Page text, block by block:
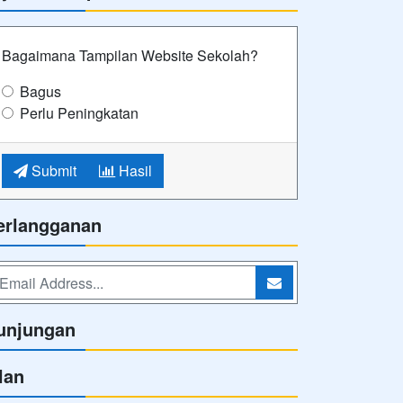
Bagaimana Tampilan Website Sekolah?
Bagus
Perlu Peningkatan
Submit Hasil